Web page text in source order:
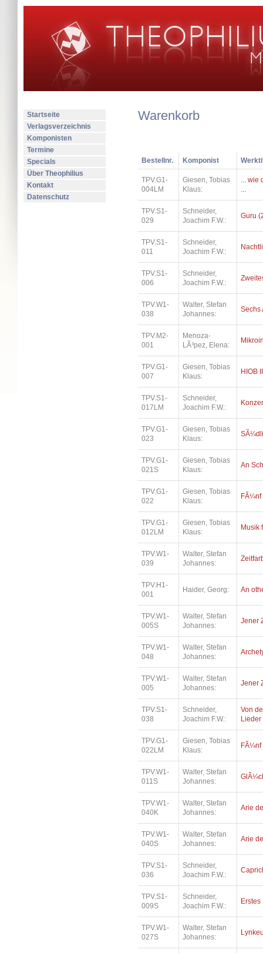
Startseite
Verlagsverzeichnis
Komponisten
Termine
Specials
Über Theophilius
Kontakt
Datenschutz
Warenkorb
Bestellnr. Komponist
TPV.G1-
004LM
Giesen, Tobias
Klaus:
... wie
...
TPV.S1-
029
Schneider,
Joachim F.W.:
Guru
TPV.S1-
011
Schneider,
Joachim F.W.:
TPV.S1-
006
Schneider,
Joachim F.W.:
TPV.W1-
038
Walter, Stefan
Johannes:
Sechs
TPV.M2-
001
Menoza-
LÃ³pez, Elena:
TPV.G1-
007
Giesen, Tobias
Klaus:
HIOB II
TPV.S1-
017LM
Schneider,
Joachim F.W.:
TPV.G1-
023
Giesen, Tobias
Klaus:
TPV.G1-
021S
Giesen, Tobias
Klaus:
An
TPV.G1-
022
Giesen, Tobias
Klaus:
FÃ¼nf
TPV.G1-
012LM
Giesen, Tobias
Klaus:
Musik
TPV.W1-
039
Walter, Stefan
Johannes:
TPV.H1-
001
Haider, Georg: An
TPV.W1-
005S
Walter, Stefan
Johannes:
Jener
TPV.W1-
048
Walter, Stefan
Johannes:
TPV.W1-
005
Walter, Stefan
Johannes:
Jener
TPV.S1-
038
Schneider,
Joachim F.W.:
Von
Lieder
TPV.G1-
022LM
Giesen, Tobias
Klaus:
FÃ¼nf
TPV.W1-
011S
Walter, Stefan
Johannes:
TPV.W1-
040K
Walter, Stefan
Johannes:
Arie
TPV.W1-
040S
Walter, Stefan
Johannes:
Arie
TPV.S1-
036
Schneider,
Joachim F.W.:
TPV.S1-
009S
Schneider,
Joachim F.W.:
TPV.W1-
027S
Walter, Stefan
Johannes: